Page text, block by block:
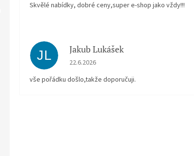
Skvělé nabídky, dobré ceny,super e-shop jako vždy!!!
JL Jakub Lukášek
Hodnocení obchodu je 5 z 5 hvězdiček.
22.6.2026
vše pořádku došlo,takže doporučuji.